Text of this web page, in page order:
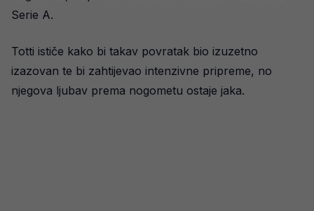
Serie A.
Totti ističe kako bi takav povratak bio izuzetno
izazovan te bi zahtijevao intenzivne pripreme, no
njegova ljubav prema nogometu ostaje jaka.